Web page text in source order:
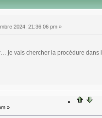
2024, 21:36:06 pm »
je vais chercher la procédure
»